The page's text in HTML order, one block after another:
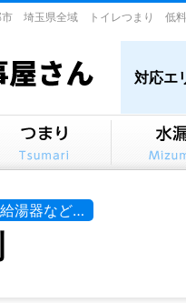
埼玉県全域 トイレつまり 低
対応エ
湯器など…